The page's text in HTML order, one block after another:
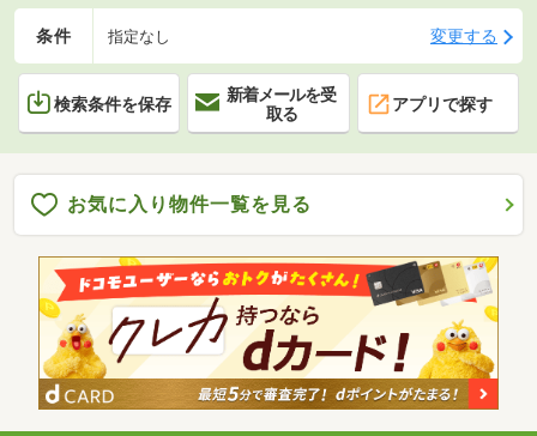
条件 指定なし 変更する
検索条件を保存
新着メールを受
取る
アプリで探す
お気に入り物件一覧を見る